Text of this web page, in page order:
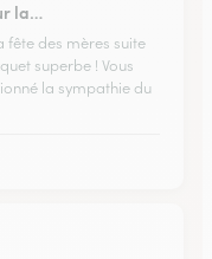
la…
des mères suite
superbe ! Vous
la sympathie du